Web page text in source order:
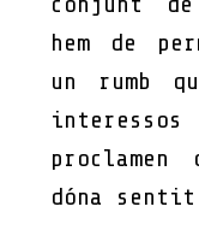
hem de
un rumb
dóna